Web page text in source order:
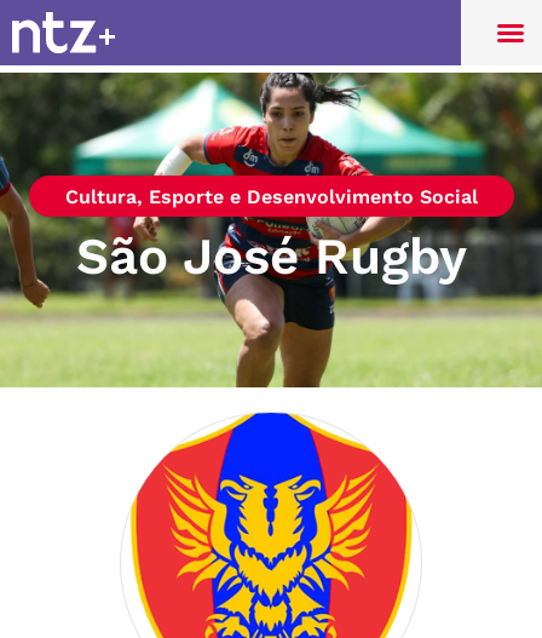
Cultura, Esporte e Desenvolvimento Social
São José Rugby